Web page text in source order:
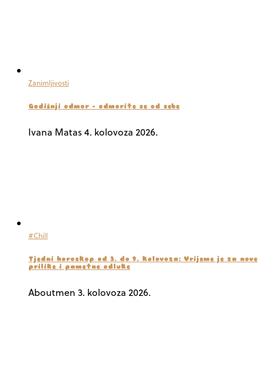
Zanimljivosti
Godišnji odmor – odmorite se od sebe
Ivana Matas4. kolovoza 2026.
#Chill
Tjedni horoskop od 3. do 9. kolovoza: Vrijeme je za nove
prilike i pametne odluke
Aboutmen 3. kolovoza 2026.